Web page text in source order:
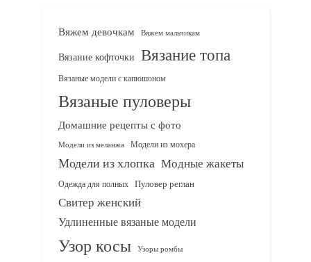
Вяжем девочкам Вяжем мальчикам
Вязание кофточки Вязание топа
Вязаные модели с капюшоном
Вязаные пуловеры
Домашние рецепты с фото
Модели из меланжа Модели из мохера
Модели из хлопка Модные жакеты
Одежда для полных Пуловер реглан
Свитер женский
Удлиненные вязаные модели
Узор косы Узоры ромбы